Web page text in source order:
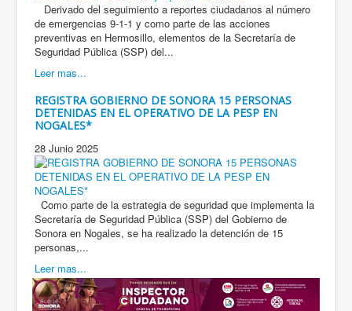
Derivado del seguimiento a reportes ciudadanos al número
de emergencias 9-1-1 y como parte de las acciones
preventivas en Hermosillo, elementos de la Secretaría de
Seguridad Pública (SSP) del...
Leer mas...
REGISTRA GOBIERNO DE SONORA 15 PERSONAS
DETENIDAS EN EL OPERATIVO DE LA PESP EN
NOGALES*
28 Junio 2025
Como parte de la estrategia de seguridad que implementa la
Secretaría de Seguridad Pública (SSP) del Gobierno de
Sonora en Nogales, se ha realizado la detención de 15
personas,...
Leer mas...